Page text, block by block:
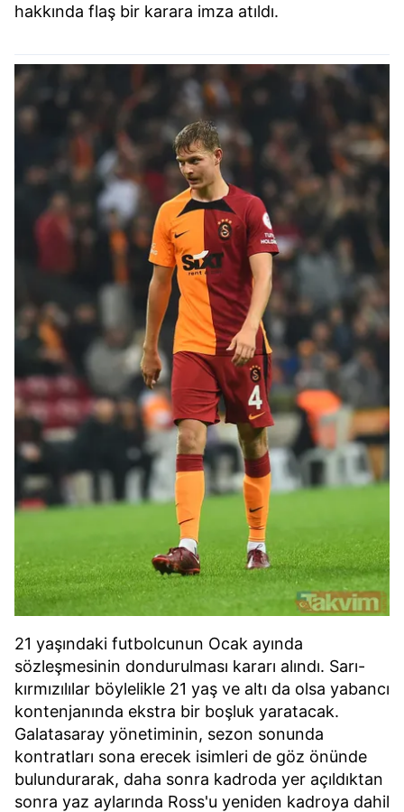
hakkında flaş bir karara imza atıldı.
21 yaşındaki futbolcunun Ocak ayında
sözleşmesinin dondurulması kararı alındı. Sarı-
kırmızılılar böylelikle 21 yaş ve altı da olsa yabancı
kontenjanında ekstra bir boşluk yaratacak.
Galatasaray yönetiminin, sezon sonunda
kontratları sona erecek isimleri de göz önünde
bulundurarak, daha sonra kadroda yer açıldıktan
sonra yaz aylarında Ross'u yeniden kadroya dahil